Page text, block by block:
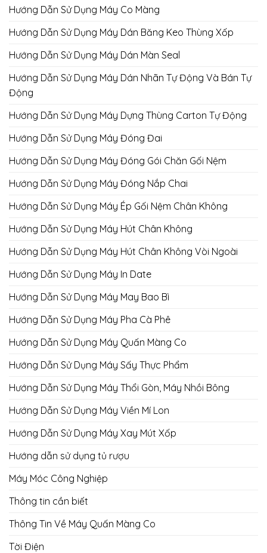
Hướng Dẫn Sử Dụng Máy Co Màng
Hướng Dẫn Sử Dụng Máy Dán Băng Keo Thùng Xốp
Hướng Dẫn Sử Dụng Máy Dán Màn Seal
Hướng Dẫn Sử Dụng Máy Dán Nhãn Tự Động Và Bán Tự
Động
Hướng Dẫn Sử Dụng Máy Dựng Thùng Carton Tự Động
Hướng Dẫn Sử Dụng Máy Đóng Đai
Hướng Dẫn Sử Dụng Máy Đóng Gói Chăn Gối Nệm
Hướng Dẫn Sử Dụng Máy Đóng Nắp Chai
Hướng Dẫn Sử Dụng Máy Ép Gối Nệm Chân Không
Hướng Dẫn Sử Dụng Máy Hút Chân Không
Hướng Dẫn Sử Dụng Máy Hút Chân Không Vòi Ngoài
Hướng Dẫn Sử Dụng Máy In Date
Hướng Dẫn Sử Dụng Máy May Bao Bì
Hướng Dẫn Sử Dụng Máy Pha Cà Phê
Hướng Dẫn Sử Dụng Máy Quấn Màng Co
Hướng Dẫn Sử Dụng Máy Sấy Thực Phẩm
Hướng Dẫn Sử Dụng Máy Thổi Gòn, Máy Nhồi Bông
Hướng Dẫn Sử Dụng Máy Viền Mí Lon
Hướng Dẫn Sử Dụng Máy Xay Mút Xốp
Hướng dẫn sử dụng tủ rượu
Máy Móc Công Nghiệp
Thông tin cần biết
Thông Tin Về Máy Quấn Màng Co
Tời Điện